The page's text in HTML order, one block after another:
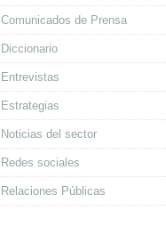
Comunicados de Prensa
Diccionario
Entrevistas
Estrategias
Noticias del sector
Redes sociales
Relaciones Públicas